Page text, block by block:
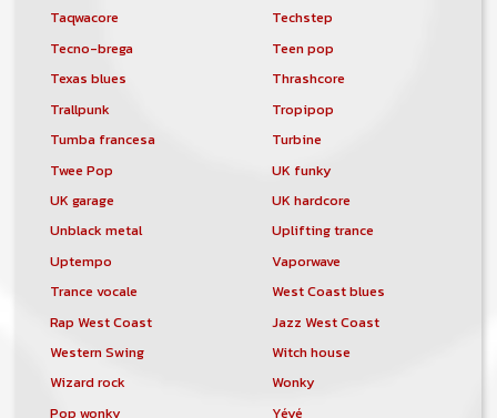
Taqwacore
Techstep
Tecno-brega
Teen pop
Texas blues
Thrashcore
Trallpunk
Tropipop
Tumba francesa
Turbine
Twee Pop
UK funky
UK garage
UK hardcore
Unblack metal
Uplifting trance
Uptempo
Vaporwave
Trance vocale
West Coast blues
Rap West Coast
Jazz West Coast
Western Swing
Witch house
Wizard rock
Wonky
Pop wonky
Yéyé